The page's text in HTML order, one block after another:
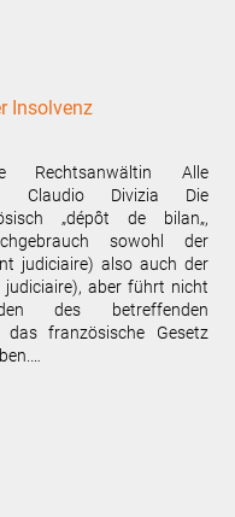
Insolvenz
Rechtsanwältin Alle
Claudio Divizia Die
„dépôt de bilan„,
sowohl der
judiciaire) also auch der
aber führt nicht
des betreffenden
französische Gesetz